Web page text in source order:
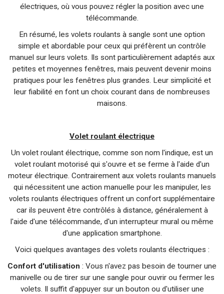
électriques, où vous pouvez régler la position avec une
télécommande.
En résumé, les volets roulants à sangle sont une option
simple et abordable pour ceux qui préfèrent un contrôle
manuel sur leurs volets. Ils sont particulièrement adaptés aux
petites et moyennes fenêtres, mais peuvent devenir moins
pratiques pour les fenêtres plus grandes. Leur simplicité et
leur fiabilité en font un choix courant dans de nombreuses
maisons.
Volet roulant électrique
Un volet roulant électrique, comme son nom l'indique, est un
volet roulant motorisé qui s'ouvre et se ferme à l'aide d'un
moteur électrique. Contrairement aux volets roulants manuels
qui nécessitent une action manuelle pour les manipuler, les
volets roulants électriques offrent un confort supplémentaire
car ils peuvent être contrôlés à distance, généralement à
l'aide d'une télécommande, d'un interrupteur mural ou même
d'une application smartphone.
Voici quelques avantages des volets roulants électriques :
Confort d'utilisation : Vous n'avez pas besoin de tourner une
manivelle ou de tirer sur une sangle pour ouvrir ou fermer les
volets. Il suffit d'appuyer sur un bouton ou d'utiliser une